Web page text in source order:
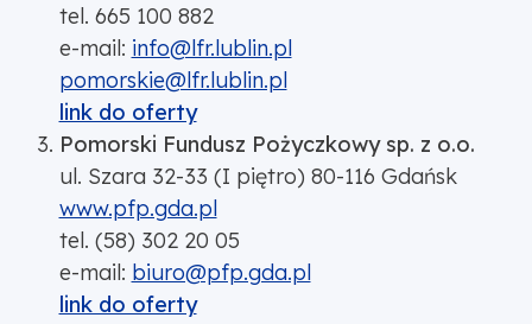
tel. 665 100 882
e-mail: info@lfr.lublin.pl
pomorskie@lfr.lublin.pl
link do oferty
Pomorski Fundusz Pożyczkowy sp. z o.o.
ul. Szara 32-33 (I piętro) 80-116 Gdańsk
www.pfp.gda.pl
tel. (58) 302 20 05
e-mail: biuro@pfp.gda.pl
link do oferty